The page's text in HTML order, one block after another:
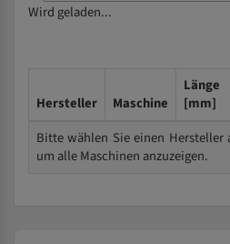
Wird geladen...
Hersteller Maschine
Länge
[mm]
Bitte wählen Sie einen Hersteller
um alle Maschinen anzuzeigen.